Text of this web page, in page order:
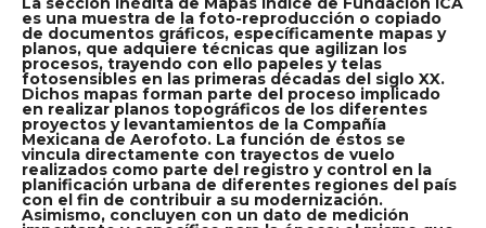
es una muestra de la foto-reproducción o copiado
de documentos gráficos, específicamente mapas y
planos, que adquiere técnicas que agilizan los
procesos, trayendo con ello papeles y telas
fotosensibles en las primeras décadas del siglo XX.
Dichos mapas forman parte del proceso implicado
en realizar planos topográficos de los diferentes
proyectos y levantamientos de la Compañía
Mexicana de Aerofoto. La función de éstos se
vincula directamente con trayectos de vuelo
realizados como parte del registro y control en la
planificación urbana de diferentes regiones del país
con el fin de contribuir a su modernización.
Asimismo, concluyen con un dato de medición